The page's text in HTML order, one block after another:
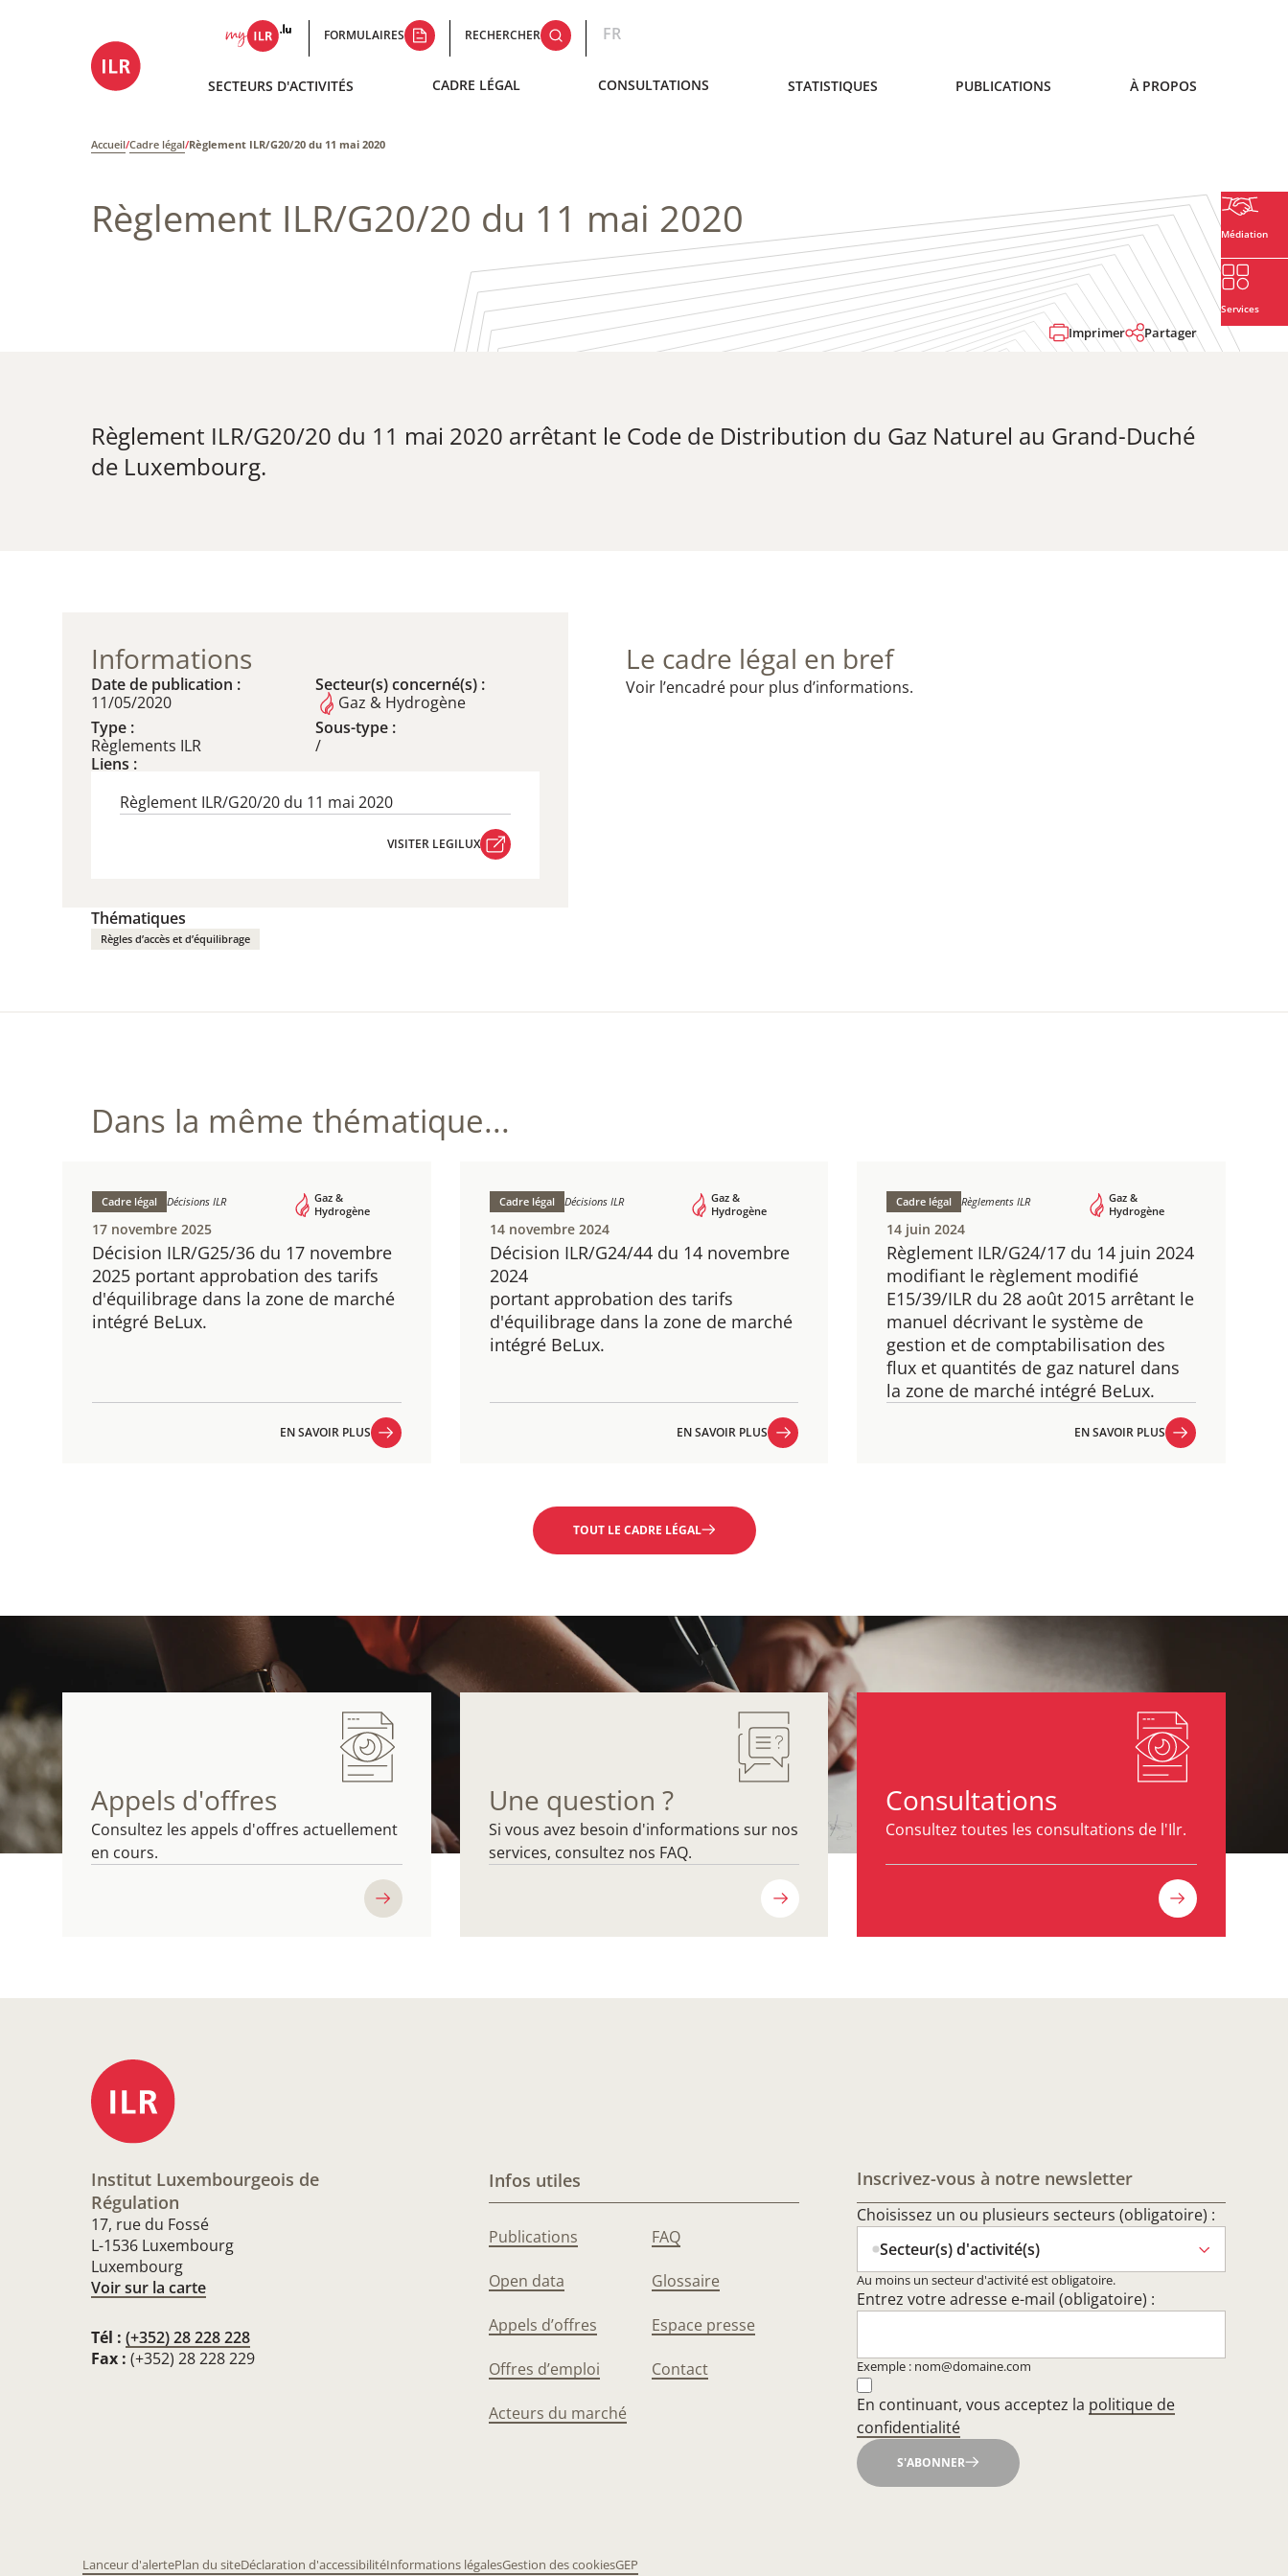
FORMULAIRES RECHERCHER FR
SECTEURS D'ACTIVITÉS CADRE LÉGAL CONSULTATIONS STATISTIQUES PUBLICATIONS À PROPOS
Accueil/Cadre légal/Règlement ILR/G20/20 du 11 mai 2020
Médiation
Services
Règlement ILR/G20/20 du 11 mai 2020
Imprimer Partager
Règlement ILR/G20/20 du 11 mai 2020 arrêtant le Code de Distribution du Gaz Naturel au Grand-Duché
de Luxembourg.
Informations
Date de publication :
11/05/2020
Secteur(s) concerné(s) :
Gaz & Hydrogène
Type :
Règlements ILR
Sous-type :
/
Liens :
Règlement ILR/G20/20 du 11 mai 2020
VISITER LEGILUX
Thématiques
Règles d’accès et d’équilibrage
Le cadre légal en bref
Voir l’encadré pour plus d’informations.
Dans la même thématique...
Décision ILR/G25/36 du 17 novembre
2025 portant approbation des tarifs
d'équilibrage dans la zone de marché
intégré BeLux.
Cadre légal Décisions ILR
Gaz &
Hydrogène
17 novembre 2025
EN SAVOIR PLUS
Décision ILR/G24/44 du 14 novembre
2024
p​ortant approbation des tarifs
d'équilibrage dans la zone de marché
intégré BeLux.
Cadre légal Décisions ILR
Gaz &
Hydrogène
14 novembre 2024
EN SAVOIR PLUS
Règlement ILR/G24/17 du 14 juin 2024
​modifiant le règlement modifié
E15/39/ILR du 28 août 2015 arrêtant le
manuel décrivant le système de
gestion et de comptabilisation des
flux et quantités de gaz naturel dans
la zone de marché intégré BeLux.
Cadre légal Règlements ILR
Gaz &
Hydrogène
14 juin 2024
EN SAVOIR PLUS
TOUT LE CADRE LÉGAL
Appels d'offres
Consultez les appels d'offres actuellement
en cours.
Une question ?
Si vous avez besoin d'informations sur nos
services, consultez nos FAQ.
Consultations
Consultez toutes les consultations de l'Ilr.
Institut Luxembourgeois de
Régulation
17, rue du Fossé
L-1536 Luxembourg
Luxembourg
Voir sur la carte
Tél : (+352) 28 228 228
Fax : (+352) 28 228 229
Infos utiles
Publications
Open data
Appels d’offres
Offres d’emploi
Acteurs du marché
FAQ
Glossaire
Espace presse
Contact
Inscrivez-vous à notre newsletter
Choisissez un ou plusieurs secteurs (obligatoire) :
Secteur(s) d'activité(s)
Au moins un secteur d'activité est obligatoire.
Entrez votre adresse e-mail (obligatoire) :
Exemple : nom@domaine.com
En continuant, vous acceptez la politique de
confidentialité
S'ABONNER
Lanceur d'alertePlan du siteDéclaration d'accessibilitéInformations légalesGestion des cookiesGEP